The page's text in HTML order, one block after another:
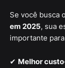
Se você busca
em 2025, sua
importante
✔ Melhor